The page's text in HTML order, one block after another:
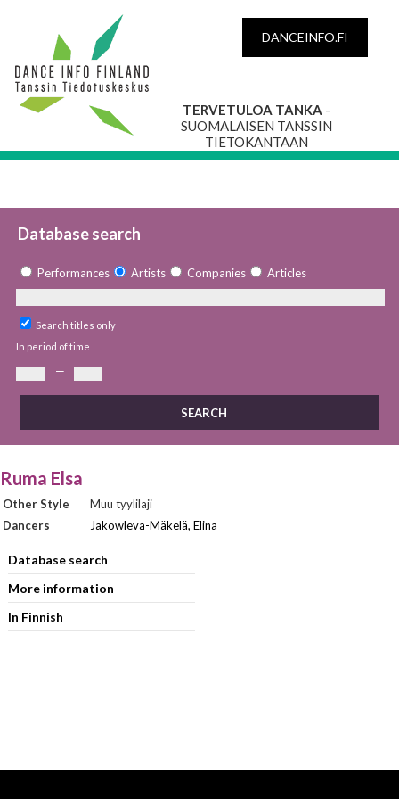
DANCEINFO.FI
TERVETULOA TANKA -
SUOMALAISEN TANSSIN
TIETOKANTAAN
Database search
Performances Artists Companies Articles
Search titles only
In period of time
—
Ruma Elsa
Other Style
Muu tyylilaji
Dancers
Jakowleva-Mäkelä, Elina
Database search
More information
In Finnish